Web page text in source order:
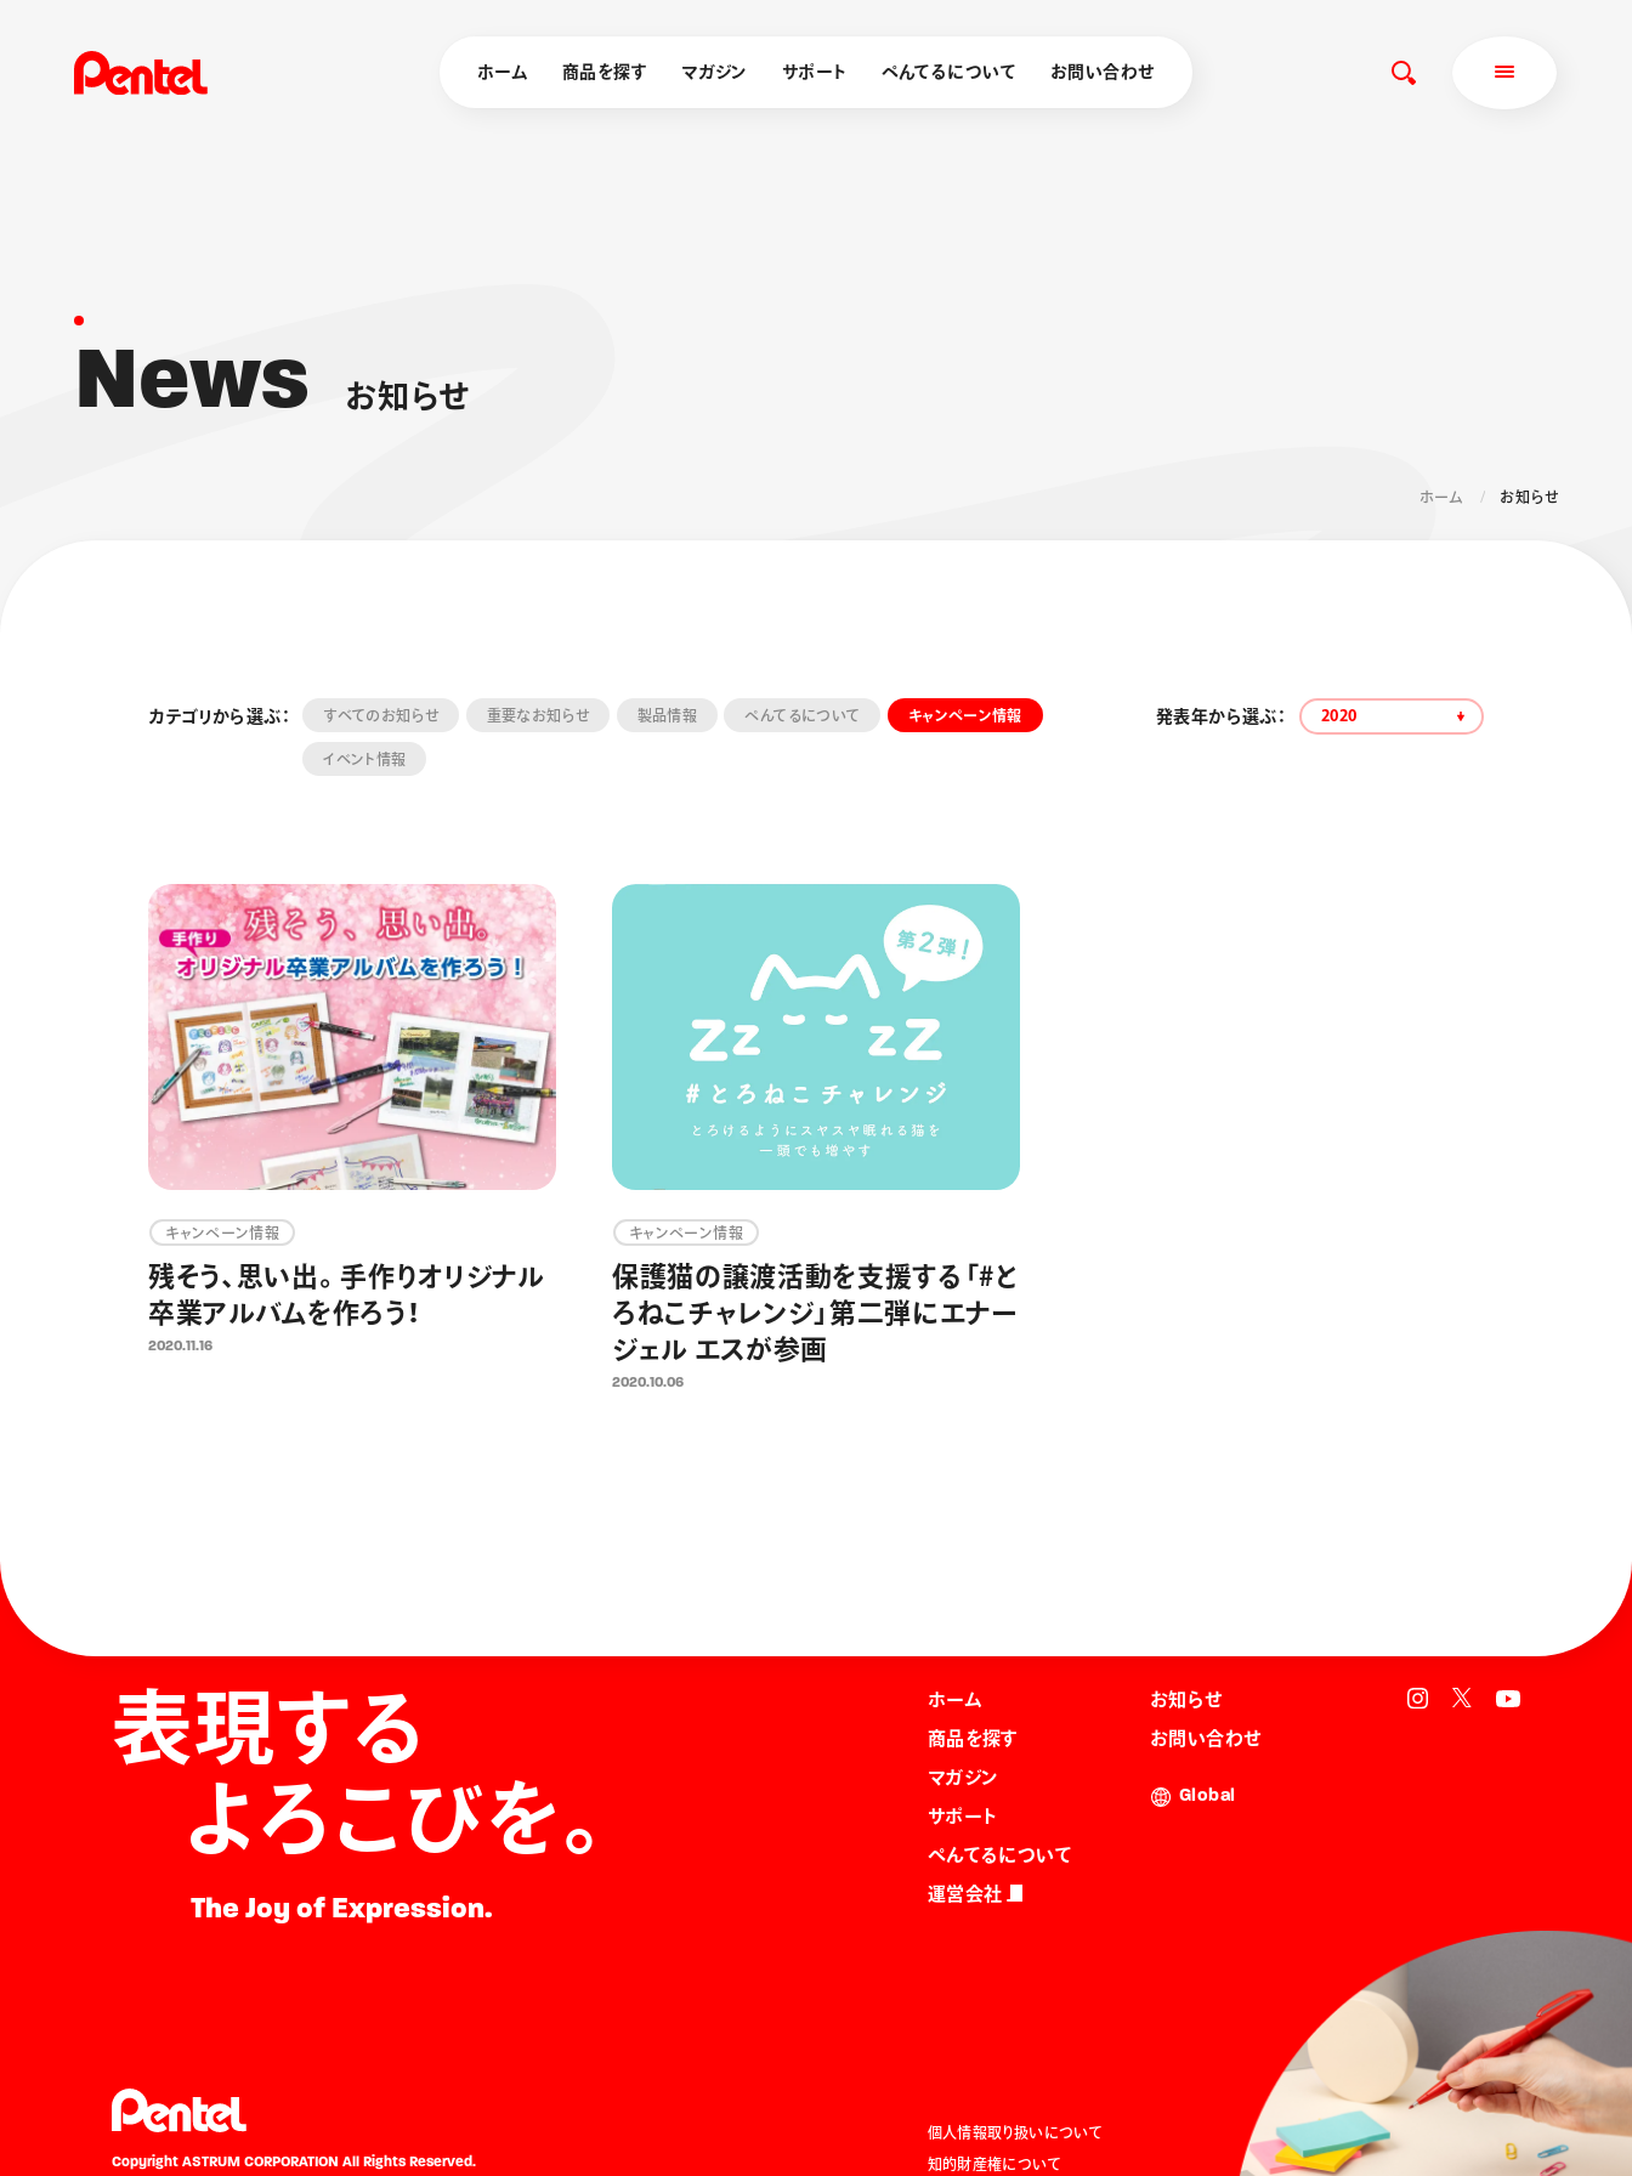
ホーム 商品を探す マガジン サポート ぺんてるについて お問い合わせ
エナージェル
シャープペン
消し具
News お知 らせ
ホーム お知らせ
カテゴリから選ぶ： すべてのお知らせ 重要なお知らせ 製品情報 ぺんてるについて キャンペーン情報
イベント情報
発表年から選ぶ： 2020
キャンペーン情報
残そう、思い出。手作りオリジナル
卒業アルバムを作ろう！
2020.11.16
キャンペーン情報
保護猫の譲渡活動を支援する「#と
ろねこチャレンジ」第二弾にエナー
ジェル エスが参画
2020.10.06
ホーム
商品を探す
マガジン
サポート
ぺんてるについて
運営会社
お知らせ
お問い合わせ
Global
個人情報取り扱いについて
知的財産権について
表現する
よろこびを。
The Joy of Expression.
Copyright ASTRUM CORPORATION All Rights Reserved.